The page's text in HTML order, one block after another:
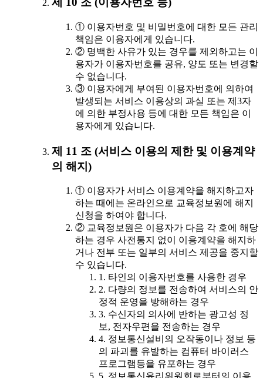
① 이용자번호 및 비밀번호에 대한 모든 관리
책임은 이용자에게 있습니다.
② 명백한 사유가 있는 경우를 제외하고는 이
용자가 이용자번호를 공유, 양도 또는 변경할
수 없습니다.
③ 이용자에게 부여된 이용자번호에 의하여
발생되는 서비스 이용상의 과실 또는 제3자
에 의한 부정사용 등에 대한 모든 책임은 이
용자에게 있습니다.
제 11 조 (서비스 이용의 제한 및 이용계약
의 해지)
① 이용자가 서비스 이용계약을 해지하고자
하는 때에는 온라인으로 교육정보원에 해지
신청을 하여야 합니다.
② 교육정보원은 이용자가 다음 각 호에 해당
하는 경우 사전통지 없이 이용계약을 해지하
거나 전부 또는 일부의 서비스 제공을 중지할
수 있습니다.
1. 타인의 이용자번호를 사용한 경우
2. 다량의 정보를 전송하여 서비스의 안
정적 운영을 방해하는 경우
3. 수신자의 의사에 반하는 광고성 정
보, 전자우편을 전송하는 경우
4. 정보통신설비의 오작동이나 정보 등
의 파괴를 유발하는 컴퓨터 바이러스
프로그램등을 유포하는 경우